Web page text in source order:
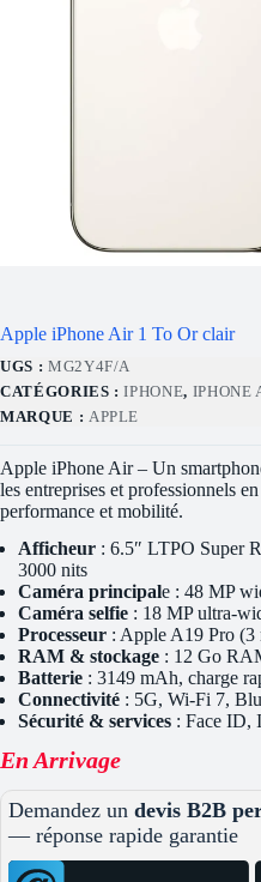
Apple iPhone Air 1 To Or clair
UGS : MG2Y4F/A
CATÉGORIES :IPHONE, IPHONE
MARQUE : APPLE
Apple iPhone Air – Un
les entreprises et professionnels
performance et mobilité.
Afficheur : 6.5″ LTPO Super
3000 nits
Caméra principale : 48 MP
Caméra selfie : 18 MP ultra-
Processeur : Apple A19 Pro
RAM & stockage : 12 Go
Batterie : 3149 mAh, charge
Connectivité : 5G, Wi-Fi 7,
Sécurité & services : Face ID,
En Arrivage
Demandez un devis B2B
— réponse rapide garantie